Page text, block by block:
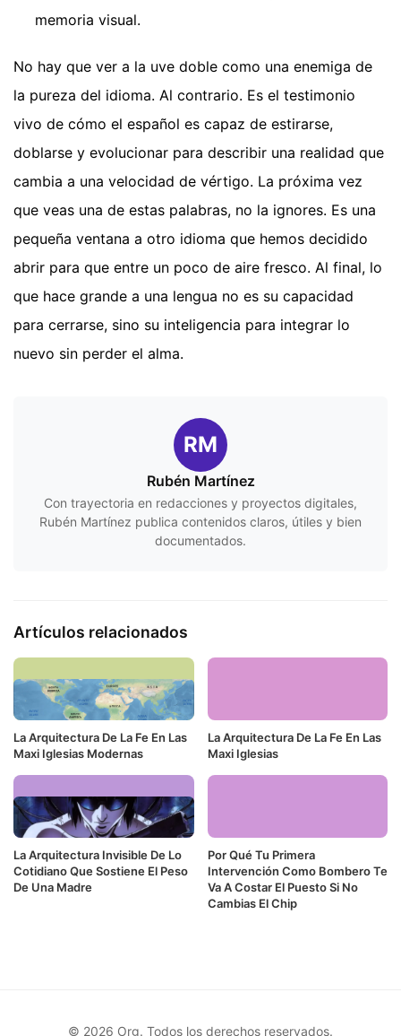
memoria visual.
No hay que ver a la uve doble como una enemiga de
la pureza del idioma. Al contrario. Es el testimonio
vivo de cómo el español es capaz de estirarse,
doblarse y evolucionar para describir una realidad que
cambia a una velocidad de vértigo. La próxima vez
que veas una de estas palabras, no la ignores. Es una
pequeña ventana a otro idioma que hemos decidido
abrir para que entre un poco de aire fresco. Al final, lo
que hace grande a una lengua no es su capacidad
para cerrarse, sino su inteligencia para integrar lo
nuevo sin perder el alma.
RM
Rubén Martínez
Con trayectoria en redacciones y proyectos digitales,
Rubén Martínez publica contenidos claros, útiles y bien
documentados.
Artículos relacionados
La Arquitectura De La Fe En Las
Maxi Iglesias Modernas
La Arquitectura De La Fe En Las
Maxi Iglesias
La Arquitectura Invisible De Lo
Cotidiano Que Sostiene El Peso
De Una Madre
Por Qué Tu Primera
Intervención Como Bombero Te
Va A Costar El Puesto Si No
Cambias El Chip
© 2026 Org. Todos los derechos reservados.